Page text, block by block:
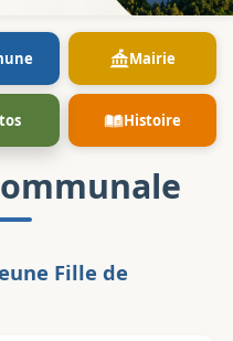
Mairie
Histoire
Fille de